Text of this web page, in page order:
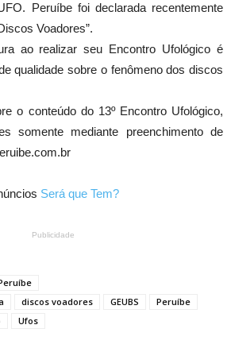
Peruíbe foi declarada recentemente
Voadores”.
ao realizar seu Encontro Ufológico é
qualidade sobre o fenômeno dos discos
o conteúdo do 13º Encontro Ufológico,
somente mediante preenchimento de
Será que Tem?
Publicidade
discos voadores GEUBS
Peruíbe
Ufos